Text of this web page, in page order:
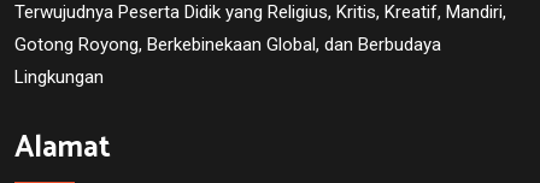
Terwujudnya Peserta Didik yang Religius, Kritis, Kreatif, Mandiri,
Gotong Royong, Berkebinekaan Global, dan Berbudaya
Lingkungan
Alamat